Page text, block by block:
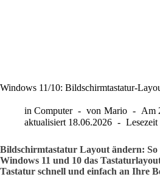
Windows 11/10: Bildschirmtastatur-
in Computer von Mario Am
aktualisiert 18.06.2026 Lesezeit
Bildschirmtastatur Layout ändern: So
Windows 11 und 10 das
Tastatur schnell und einfach an Ihre